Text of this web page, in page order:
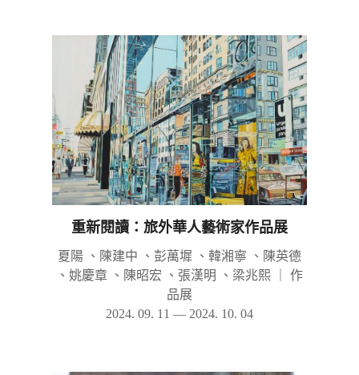
重新閱讀：旅外華人藝術家作品展
夏陽 、陳建中 、彭萬墀 、韓湘寧 、陳英德
、姚慶章 、陳昭宏 、張漢明 、梁兆熙
作
品展
2024. 09. 11 — 2024. 10. 04